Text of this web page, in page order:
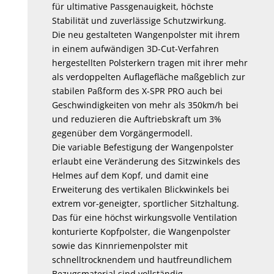
für ultimative Passgenauigkeit, höchste
Stabilität und zuverlässige Schutzwirkung.
Die neu gestalteten Wangenpolster mit ihrem
in einem aufwändigen 3D-Cut-Verfahren
hergestellten Polsterkern tragen mit ihrer mehr
als verdoppelten Auflagefläche maßgeblich zur
stabilen Paßform des X-SPR PRO auch bei
Geschwindigkeiten von mehr als 350km/h bei
und reduzieren die Auftriebskraft um 3%
gegenüber dem Vorgängermodell.
Die variable Befestigung der Wangenpolster
erlaubt eine Veränderung des Sitzwinkels des
Helmes auf dem Kopf, und damit eine
Erweiterung des vertikalen Blickwinkels bei
extrem vor-geneigter, sportlicher Sitzhaltung.
Das für eine höchst wirkungsvolle Ventilation
konturierte Kopfpolster, die Wangenpolster
sowie das Kinnriemenpolster mit
schnelltrocknendem und hautfreundlichem